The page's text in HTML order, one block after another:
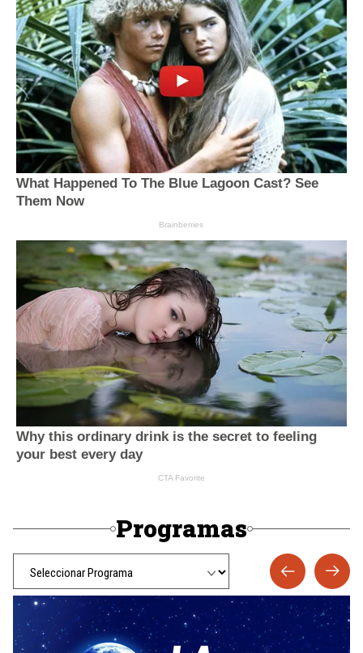
Programas